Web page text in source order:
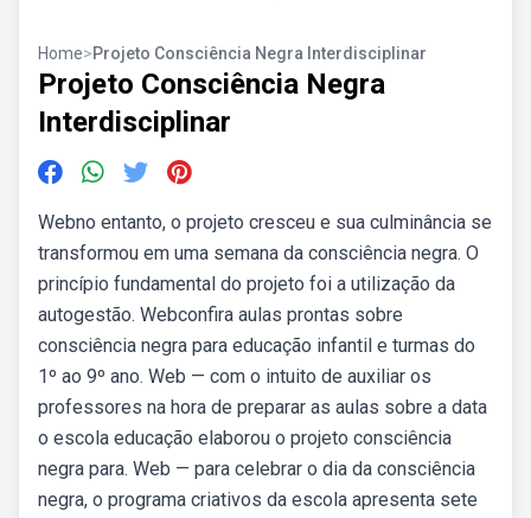
Home>Projeto Consciência Negra Interdisciplinar
Projeto Consciência Negra
Interdisciplinar
Webno entanto, o projeto cresceu e sua culminância se
transformou em uma semana da consciência negra. O
princípio fundamental do projeto foi a utilização da
autogestão. Webconfira aulas prontas sobre
consciência negra para educação infantil e turmas do
1º ao 9º ano. Web — com o intuito de auxiliar os
professores na hora de preparar as aulas sobre a data
o escola educação elaborou o projeto consciência
negra para. Web — para celebrar o dia da consciência
negra, o programa criativos da escola apresenta sete